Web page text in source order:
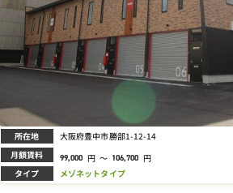
所在地 大阪府豊中市勝部1-12-14
月額賃料 99,000 円 ～ 106,700 円
タイプ メゾネットタイプ